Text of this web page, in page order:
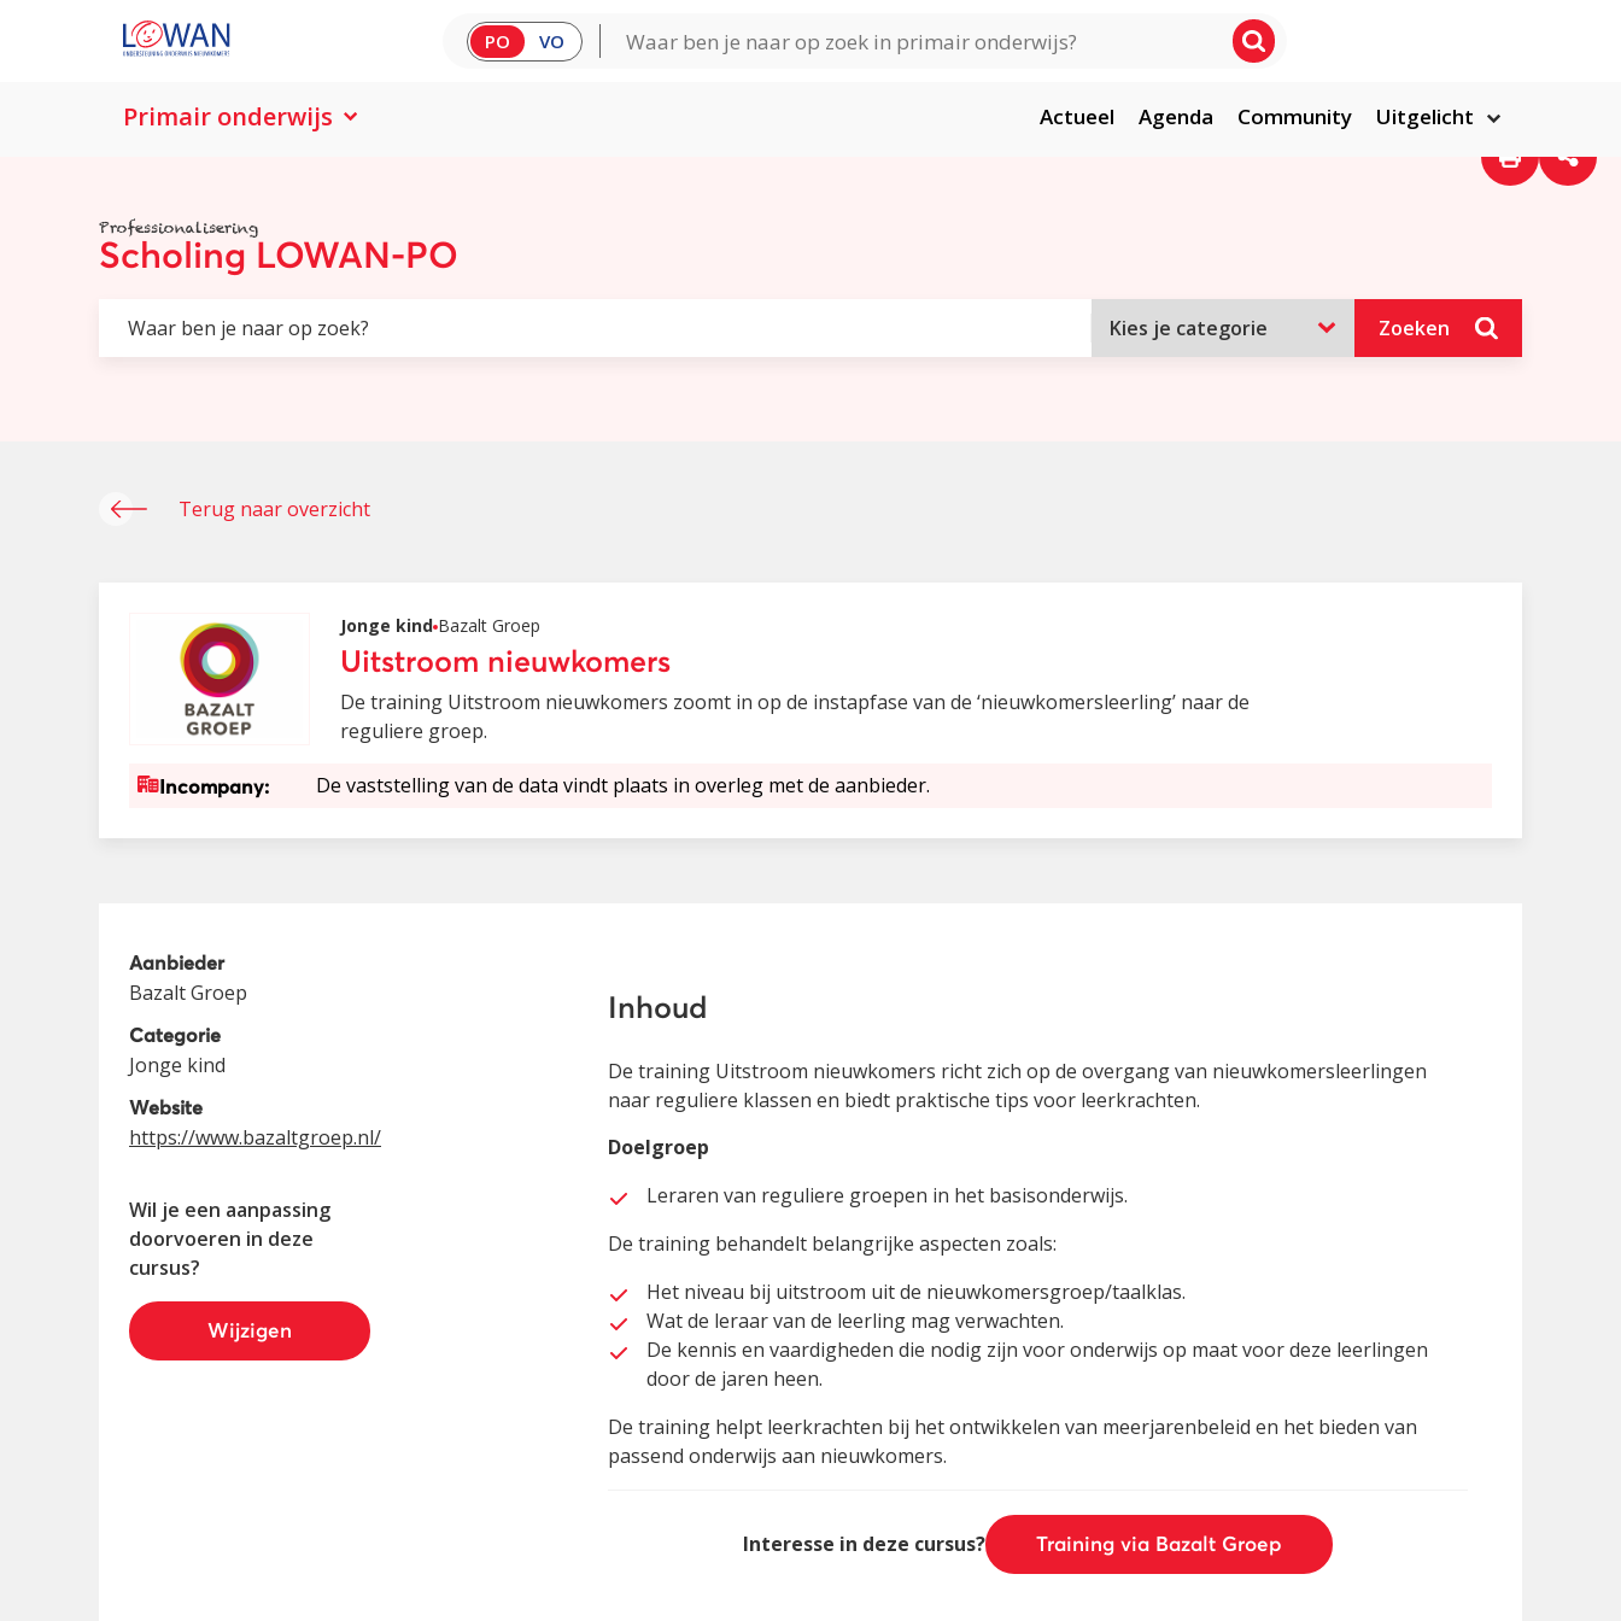
PO VO
Primair onderwijs Actueel Agenda Community Uitgelicht
Professionalisering
Scholing LOWAN-PO
Zoeken
Terug naar overzicht
Jonge kind Bazalt Groep
Uitstroom nieuwkomers
De training Uitstroom nieuwkomers zoomt in op de instapfase van de ‘nieuwkomersleerling’ naar de
reguliere groep.
Incompany: De vaststelling van de data vindt plaats in overleg met de aanbieder.
Aanbieder
Bazalt Groep
Categorie
Jonge kind
Website
https://www.bazaltgroep.nl/
Wil je een aanpassing
doorvoeren in deze
cursus?
Wijzigen
Inhoud
De training Uitstroom nieuwkomers richt zich op de overgang van nieuwkomersleerlingen
naar reguliere klassen en biedt praktische tips voor leerkrachten.
Doelgroep
Leraren van reguliere groepen in het basisonderwijs.
De training behandelt belangrijke aspecten zoals:
Het niveau bij uitstroom uit de nieuwkomersgroep/taalklas.
Wat de leraar van de leerling mag verwachten.
De kennis en vaardigheden die nodig zijn voor onderwijs op maat voor deze leerlingen
door de jaren heen.
De training helpt leerkrachten bij het ontwikkelen van meerjarenbeleid en het bieden van
passend onderwijs aan nieuwkomers.
Interesse in deze cursus? Training via Bazalt Groep